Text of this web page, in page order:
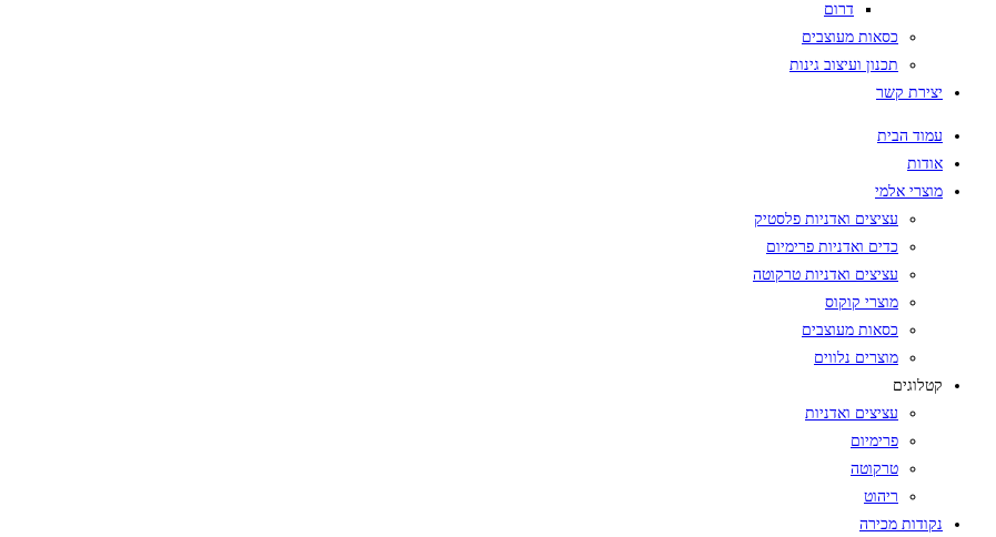
דרום
כסאות מעוצבים
תכנון ועיצוב גינות
יצירת קשר
עמוד הבית
אודות
מוצרי אלמי
עציצים ואדניות פלסטיק
כדים ואדניות פרימיום
עציצים ואדניות טרקוטה
מוצרי קוקוס
כסאות מעוצבים
מוצרים נלווים
קטלוגים
עציצים ואדניות
פרימיום
טרקוטה
ריהוט
נקודות מכירה